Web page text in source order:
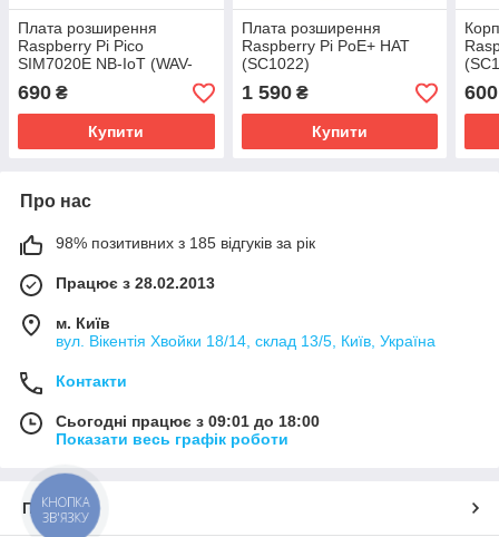
Плата розширення
Raspberry Pi Pico
SIM7020E NB-IoT (WAV-
19622)
690 ₴
Купити
Плата розширення
Raspberry Pi PoE+ HAT
(SC1022)
1 590₴
Купити
600
Про нас
98% позитивних з 185 відгуків за рік
Працює з 28.02.2013
м. Київ
вул. Вікентія Хвойки 18/14, склад 13/5, Київ, Україна
Контакти
Сьогодні працює з 09:01 до 18:00
Показати весь графік роботи
Про нас
КНОПКА
ЗВ'ЯЗКУ